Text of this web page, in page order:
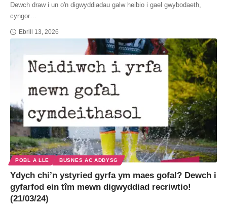
Dewch draw i un o'n digwyddiadau galw heibio i gael gwybodaeth,
cyngor…
Ebrill 13, 2026
POBL A LLE BUSNES AC ADDYSG
Ydych chi’n ystyried gyrfa ym maes gofal? Dewch i
gyfarfod ein tîm mewn digwyddiad recriwtio!
(21/03/24)